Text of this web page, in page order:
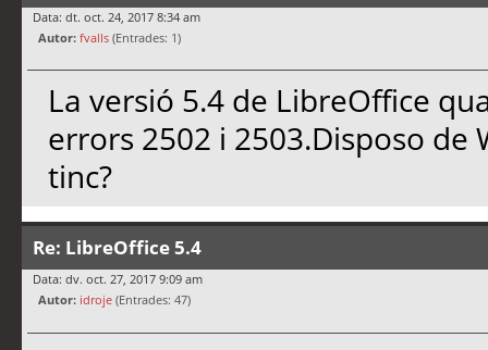
Data: dt. oct. 24, 2017 8:34 am
Autor: fvalls (Entrades: 1)
La versió 5.4 de LibreOffice
errors 2502 i 2503.Disposo de
tinc?
Re: LibreOffice 5.4
Data: dv. oct. 27, 2017 9:09 am
Autor: idroje (Entrades: 47)